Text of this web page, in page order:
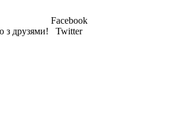
з друзями!
Facebook
Twitter